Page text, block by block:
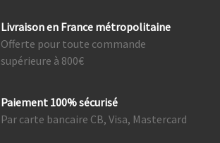
Livraison en France métropolitaine
Offerte pour toute commande
supérieure à 800€
Paiement 100% sécurisé
Par carte bancaire CB, Visa, Mastercard